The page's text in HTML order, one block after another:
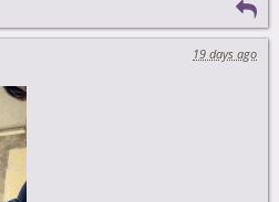
19 days ago